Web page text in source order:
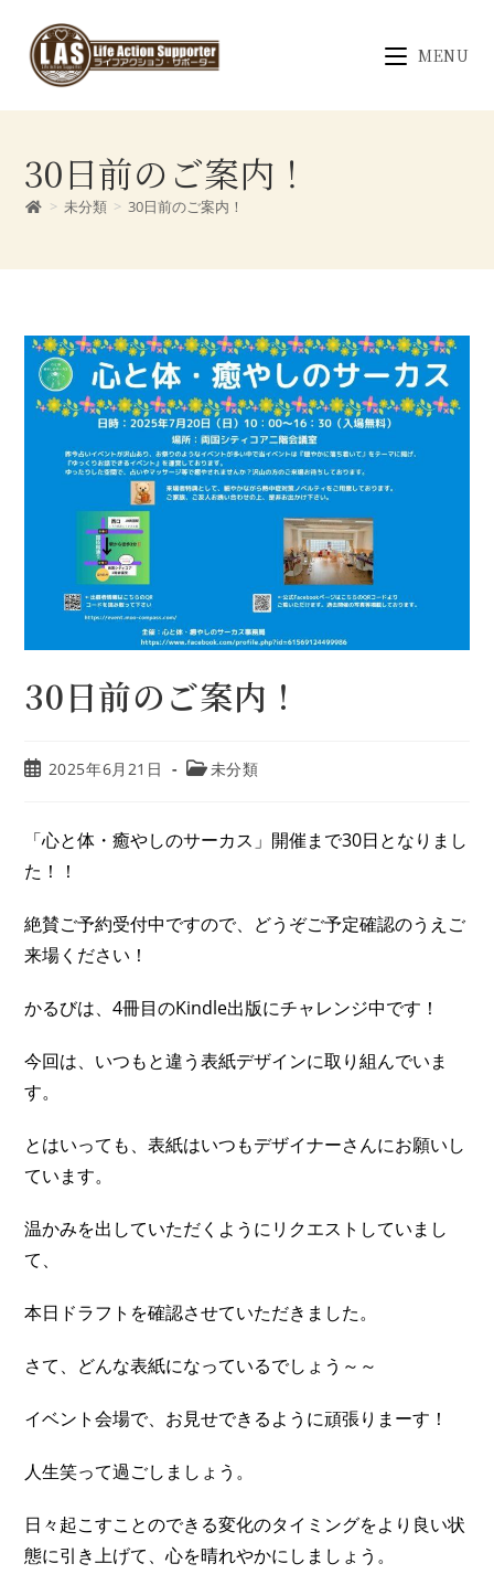
MENU
30日前のご案内！
> 未分類 > 30日前のご案内！
30日前のご案内！
2025年6月21日 未分類
「心と体・癒やしのサーカス」開催まで30日となりまし
た！！
絶賛ご予約受付中ですので、どうぞご予定確認のうえご
来場ください！
かるびは、4冊目のKindle出版にチャレンジ中です！
今回は、いつもと違う表紙デザインに取り組んでいま
す。
とはいっても、表紙はいつもデザイナーさんにお願いし
ています。
温かみを出していただくようにリクエストしていまし
て、
本日ドラフトを確認させていただきました。
さて、どんな表紙になっているでしょう～～
イベント会場で、お見せできるように頑張りまーす！
人生笑って過ごしましょう。
日々起こすことのできる変化のタイミングをより良い状
態に引き上げて、心を晴れやかにしましょう。